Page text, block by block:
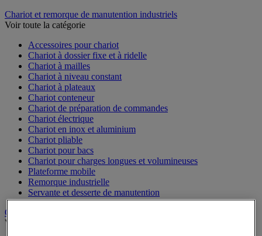
Chariot et remorque de manutention industriels
Voir toute la catégorie
Accessoires pour chariot
Chariot à dossier fixe et à ridelle
Chariot à mailles
Chariot à niveau constant
Chariot à plateaux
Chariot conteneur
Chariot de préparation de commandes
Chariot électrique
Chariot en inox et aluminium
Chariot pliable
Chariot pour bacs
Chariot pour charges longues et volumineuses
Plateforme mobile
Remorque industrielle
Servante et desserte de manutention
Chauffage, rafraîchisseur et déshumidificateur
Voir toute la catégorie